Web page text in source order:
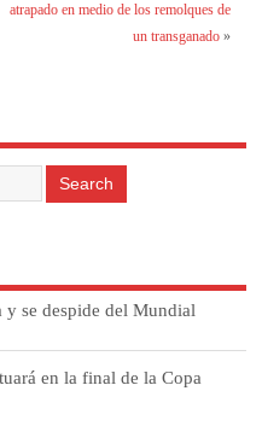
atrapado en medio de los remolques de
un transganado»
y se despide del Mundial
en la final de la Copa